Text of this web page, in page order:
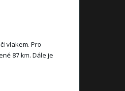
vlakem. Pro
87 km. Dále je